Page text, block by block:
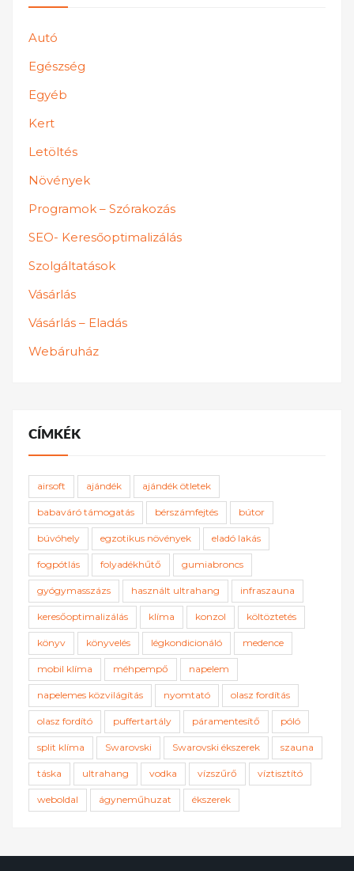
Autó
Egészség
Egyéb
Kert
Letöltés
Növények
Programok – Szórakozás
SEO- Keresőoptimalizálás
Szolgáltatások
Vásárlás
Vásárlás – Eladás
Webáruház
CÍMKÉK
airsoft ajándék ajándék ötletek
babaváró támogatás bérszámfejtés bútor
búvóhely egzotikus növények eladó lakás
fogpótlás folyadékhűtő gumiabroncs
gyógymasszázs használt ultrahang infraszauna
keresőoptimalizálás klíma konzol költöztetés
könyv könyvelés légkondicionáló medence
mobil klíma méhpempő napelem
napelemes közvilágítás nyomtató olasz fordítás
olasz fordító puffertartály páramentesítő póló
split klíma Swarovski Swarovski ékszerek szauna
táska ultrahang vodka vízszűrő víztisztító
weboldal ágyneműhuzat ékszerek